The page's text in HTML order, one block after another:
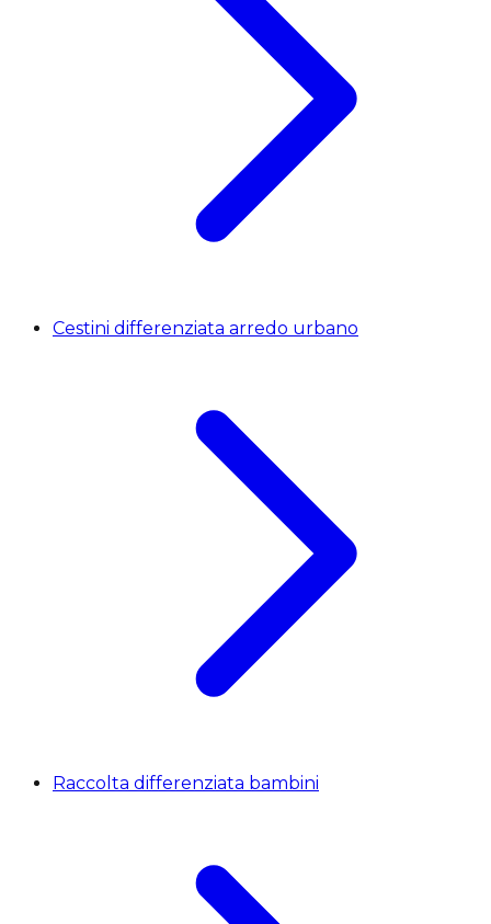
Cestini differenziata arredo urbano
Raccolta differenziata bambini